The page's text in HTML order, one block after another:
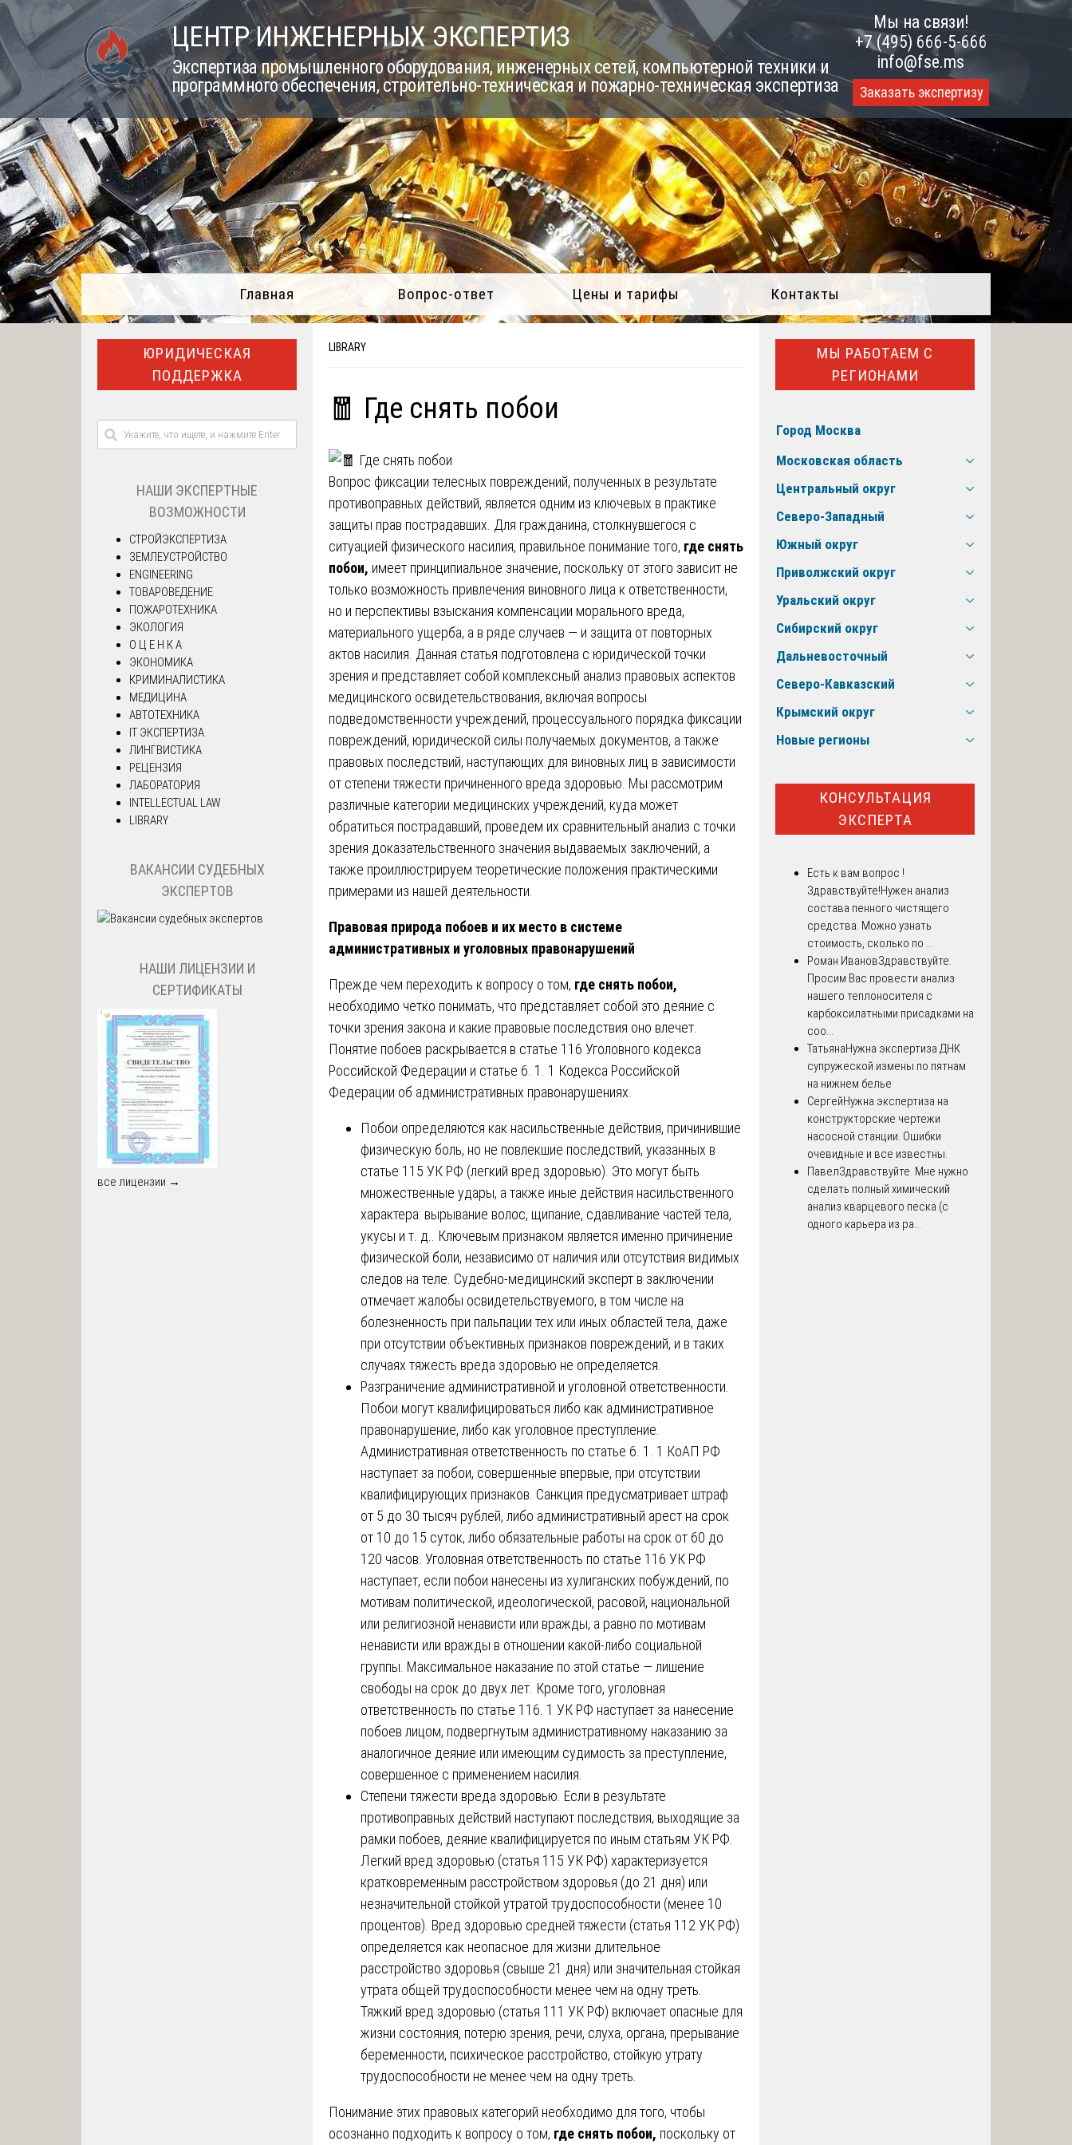
Skip
to
content
ЦЕНТР ИНЖЕНЕРНЫХ ЭКСПЕРТИЗ
Экспертиза промышленного оборудования, инженерных сетей, компьютерной техники и
программного обеспечения, строительно-техническая и пожарно-техническая экспертиза
Мы на связи!
+7 (495) 666-5-666
info@fse.ms
Заказать экспертизу
Главная Вопрос-ответ Цены и тарифы Контакты
LIBRARY
🧧 Где снять побои
Вопрос фиксации телесных повреждений, полученных в результате
противоправных действий, является одним из ключевых в практике
защиты прав пострадавших. Для гражданина, столкнувшегося с
ситуацией физического насилия, правильное понимание того, где снять
побои, имеет принципиальное значение, поскольку от этого зависит не
только возможность привлечения виновного лица к ответственности,
но и перспективы взыскания компенсации морального вреда,
материального ущерба, а в ряде случаев — и защита от повторных
актов насилия. Данная статья подготовлена с юридической точки
зрения и представляет собой комплексный анализ правовых аспектов
медицинского освидетельствования, включая вопросы
подведомственности учреждений, процессуального порядка фиксации
повреждений, юридической силы получаемых документов, а также
правовых последствий, наступающих для виновных лиц в зависимости
от степени тяжести причиненного вреда здоровью. Мы рассмотрим
различные категории медицинских учреждений, куда может
обратиться пострадавший, проведем их сравнительный анализ с точки
зрения доказательственного значения выдаваемых заключений, а
также проиллюстрируем теоретические положения практическими
примерами из нашей деятельности.
Правовая природа побоев и их место в системе
административных и уголовных правонарушений
Прежде чем переходить к вопросу о том, где снять побои,
необходимо четко понимать, что представляет собой это деяние с
точки зрения закона и какие правовые последствия оно влечет.
Понятие побоев раскрывается в статье 116 Уголовного кодекса
Российской Федерации и статье 6. 1. 1 Кодекса Российской
Федерации об административных правонарушениях.
Побои определяются как насильственные действия, причинившие
физическую боль, но не повлекшие последствий, указанных в
статье 115 УК РФ (легкий вред здоровью). Это могут быть
множественные удары, а также иные действия насильственного
характера: вырывание волос, щипание, сдавливание частей тела,
укусы и т. д.. Ключевым признаком является именно причинение
физической боли, независимо от наличия или отсутствия видимых
следов на теле. Судебно-медицинский эксперт в заключении
отмечает жалобы освидетельствуемого, в том числе на
болезненность при пальпации тех или иных областей тела, даже
при отсутствии объективных признаков повреждений, и в таких
случаях тяжесть вреда здоровью не определяется.
Разграничение административной и уголовной ответственности.
Побои могут квалифицироваться либо как административное
правонарушение, либо как уголовное преступление.
Административная ответственность по статье 6. 1. 1 КоАП РФ
наступает за побои, совершенные впервые, при отсутствии
квалифицирующих признаков. Санкция предусматривает штраф
от 5 до 30 тысяч рублей, либо административный арест на срок
от 10 до 15 суток, либо обязательные работы на срок от 60 до
120 часов. Уголовная ответственность по статье 116 УК РФ
наступает, если побои нанесены из хулиганских побуждений, по
мотивам политической, идеологической, расовой, национальной
или религиозной ненависти или вражды, а равно по мотивам
ненависти или вражды в отношении какой-либо социальной
группы. Максимальное наказание по этой статье — лишение
свободы на срок до двух лет. Кроме того, уголовная
ответственность по статье 116. 1 УК РФ наступает за нанесение
побоев лицом, подвергнутым административному наказанию за
аналогичное деяние или имеющим судимость за преступление,
совершенное с применением насилия.
Степени тяжести вреда здоровью. Если в результате
противоправных действий наступают последствия, выходящие за
рамки побоев, деяние квалифицируется по иным статьям УК РФ.
Легкий вред здоровью (статья 115 УК РФ) характеризуется
кратковременным расстройством здоровья (до 21 дня) или
незначительной стойкой утратой трудоспособности (менее 10
процентов). Вред здоровью средней тяжести (статья 112 УК РФ)
определяется как неопасное для жизни длительное
расстройство здоровья (свыше 21 дня) или значительная стойкая
утрата общей трудоспособности менее чем на одну треть.
Тяжкий вред здоровью (статья 111 УК РФ) включает опасные для
жизни состояния, потерю зрения, речи, слуха, органа, прерывание
беременности, психическое расстройство, стойкую утрату
трудоспособности не менее чем на одну треть.
Понимание этих правовых категорий необходимо для того, чтобы
осознанно подходить к вопросу о том, где снять побои, поскольку от
ЮРИДИЧЕСКАЯ
ПОДДЕРЖКА
НАШИ ЭКСПЕРТНЫЕ
ВОЗМОЖНОСТИ
СТРОЙЭКСПЕРТИЗА
ЗЕМЛЕУСТРОЙСТВО
ENGINEERING
ТОВАРОВЕДЕНИЕ
ПОЖАРОТЕХНИКА
ЭКОЛОГИЯ
О Ц Е Н К А
ЭКОНОМИКА
КРИМИНАЛИСТИКА
МЕДИЦИНА
АВТОТЕХНИКА
IT ЭКСПЕРТИЗА
ЛИНГВИСТИКА
РЕЦЕНЗИЯ
ЛАБОРАТОРИЯ
INTELLECTUAL LAW
LIBRARY
ВАКАНСИИ СУДЕБНЫХ
ЭКСПЕРТОВ
НАШИ ЛИЦЕНЗИИ И
СЕРТИФИКАТЫ
все лицензии →
МЫ РАБОТАЕМ С
РЕГИОНАМИ
Город Москва
Московская область
Центральный округ
Северо-Западный
Южный округ
Приволжский округ
Уральский округ
Сибирский округ
Дальневосточный
Северо-Кавказский
Крымский округ
Новые регионы
КОНСУЛЬТАЦИЯ
ЭКСПЕРТА
Есть к вам вопрос !
Здравствуйте!Нужен анализ
состава пенного чистящего
средства. Можно узнать
стоимость, сколько по ...
Роман ИвановЗдравствуйте.
Просим Вас провести анализ
нашего теплоносителя с
карбоксилатными присадками на
соо...
ТатьянаНужна экспертиза ДНК
супружеской измены по пятнам
на нижнем белье
СергейНужна экспертиза на
конструкторские чертежи
насосной станции. Ошибки
очевидные и все известны.
ПавелЗдравствуйте. Мне нужно
сделать полный химический
анализ кварцевого песка (с
одного карьера из ра...